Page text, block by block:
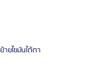
ายไขมันใต้ตา